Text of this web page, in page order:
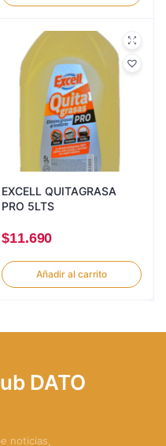
EXCELL QUITAGRASA
PRO 5LTS
$11.690
Añadir al carrito
DATO
noticias,